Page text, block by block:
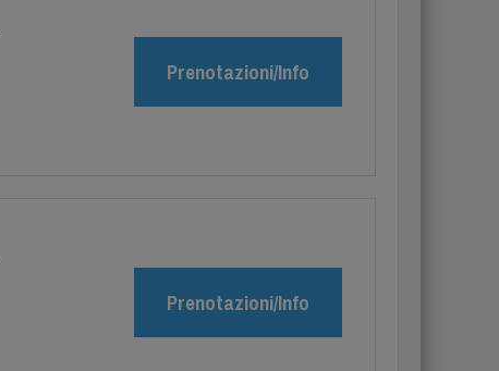
Prenotazioni/Info
Prenotazioni/Info